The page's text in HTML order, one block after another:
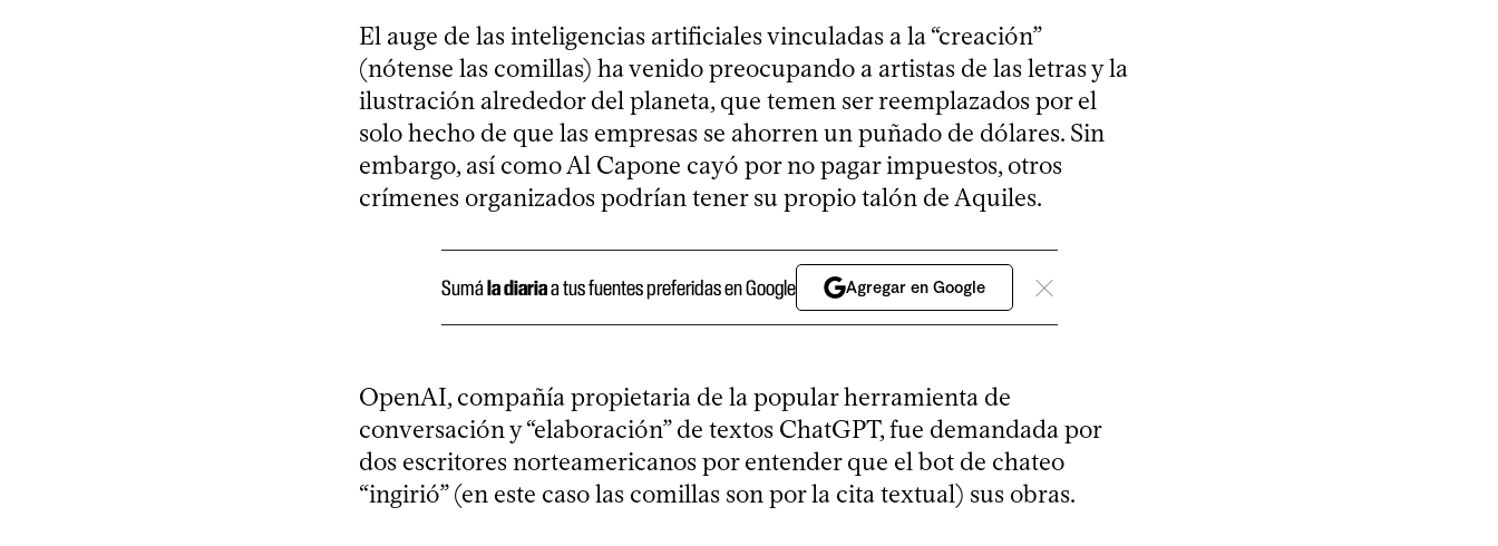
El auge de las inteligencias artificiales vinculadas a la “creación”
(nótense las comillas) ha venido preocupando a artistas de las letras y la
ilustración alrededor del planeta, que temen ser reemplazados por el
solo hecho de que las empresas se ahorren un puñado de dólares. Sin
embargo, así como Al Capone cayó por no pagar impuestos, otros
crímenes organizados podrían tener su propio talón de Aquiles.
Sumála diariaa tus fuentes preferidas en Google Agregar en Google
OpenAI, compañía propietaria de la popular herramienta de
conversación y “elaboración” de textos ChatGPT, fue demandada por
dos escritores norteamericanos por entender que el bot de chateo
“ingirió” (en este caso las comillas son por la cita textual) sus obras.